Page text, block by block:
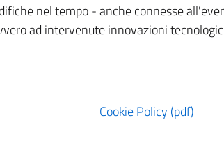
nel tempo - anche connesse
ad intervenute innovazioni
Cookie Policy (pdf)